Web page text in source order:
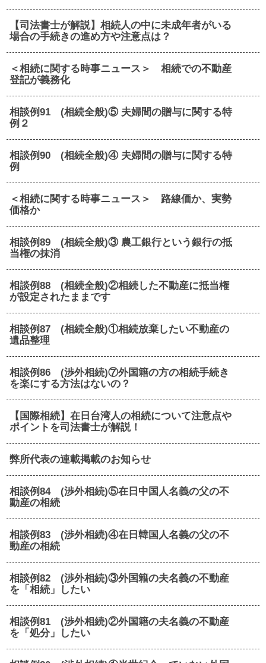
【司法書士が解説】相続人の中に未成年者がいる
場合の手続きの進め方や注意点は？
＜相続に関する時事ニュース＞ 相続での不動産
登記が義務化
相談例91 (相続全般)⑤ 夫婦間の贈与に関する特
例２
相談例90 (相続全般)④ 夫婦間の贈与に関する特
例
＜相続に関する時事ニュース＞ 路線価か、実勢
価格か
相談例89 (相続全般)③ 農工銀行という銀行の抵
当権の抹消
相談例88 (相続全般)②相続した不動産に抵当権
が設定されたままです
相談例87 (相続全般)①相続放棄したい不動産の
遺品整理
相談例86 (渉外相続)⑦外国籍の方の相続手続き
を楽にする方法はないの？
【国際相続】在日台湾人の相続について注意点や
ポイントを司法書士が解説！
弊所代表の連載掲載のお知らせ
相談例84 (渉外相続)⑤在日中国人名義の父の不
動産の相続
相談例83 (渉外相続)④在日韓国人名義の父の不
動産の相続
相談例82 (渉外相続)③外国籍の夫名義の不動産
を「相続」したい
相談例81 (渉外相続)②外国籍の夫名義の不動産
を「処分」したい